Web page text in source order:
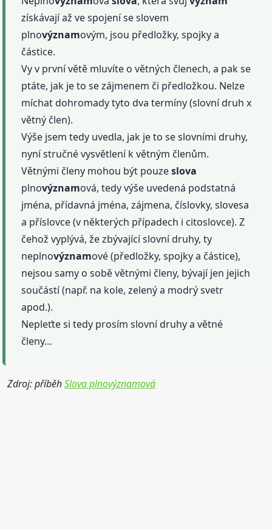
získávají až ve spojení se slovem
plnovýznamovým, jsou předložky, spojky a
částice.
Vy v první větě mluvíte o větných členech, a pak se
ptáte, jak je to se zájmenem či předložkou. Nelze
míchat dohromady tyto dva termíny (slovní druh x
větný člen).
Výše jsem tedy uvedla, jak je to se slovními druhy,
nyní stručné vysvětlení k větným členům.
Větnými členy mohou být pouzeslova
plnovýznamová, tedy výše uvedená podstatná
jména, přídavná jména, zájmena, číslovky, slovesa
a příslovce (v některých případech i citoslovce). Z
čehož vyplývá, že zbývající slovní druhy, ty
neplnovýznamové (předložky, spojky a částice),
nejsou samy o sobě větnými členy, bývají jen jejich
součástí (např. na kole, zelený a modrý svetr
apod.).
Nepleťte si tedy prosím slovní druhy a větné
členy…
Zdroj: příběhSlova plnovýznamová